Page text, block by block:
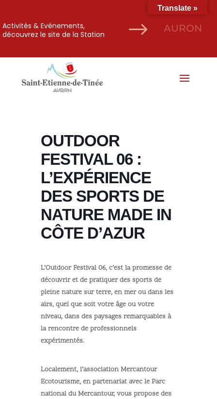
$
Activités & Evénements,
découvrez le site de la Station
AURON
OUTDOOR
FESTIVAL 06 :
L’EXPÉRIENCE
DES SPORTS DE
NATURE MADE IN
CÔTE D’AZUR
L’Outdoor Festival 06, c’est la promesse de
découvrir et de pratiquer des sports de
pleine nature sur terre, en mer ou dans les
airs, quel que soit votre âge ou votre
niveau, dans des paysages remarquables à
la rencontre de professionnels
expérimentés.
Localement, l’association Mercantour
Ecotourisme, en partenariat avec le Parc
national du Mercantour, vous propose des
Translate »